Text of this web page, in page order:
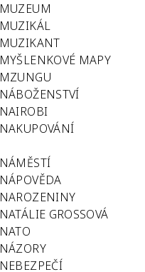
MUZEUM
MUZIKÁL
MUZIKANT
MYŠLENKOVÉ MAPY
MZUNGU
NÁBOŽENSTVÍ
NAIROBI
NAKUPOVÁNÍ
NÁMĚSTÍ
NÁPOVĚDA
NAROZENINY
NATÁLIE GROSSOVÁ
NATO
NÁZORY
NEBEZPEČÍ